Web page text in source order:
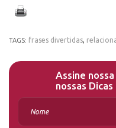
TAGS: frases divertidas,
Assine
nossas